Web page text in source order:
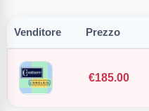
Venditore Prezzo
€185.00